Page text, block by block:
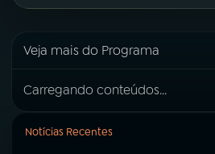
Veja mais do Programa
Carregando conteúdos...
Notícias Recentes